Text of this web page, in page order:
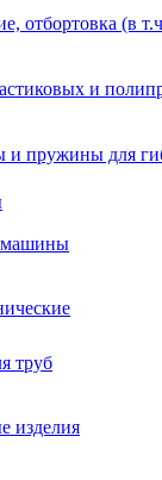
отбортовка (в
и
и пружины для
труб
изделия